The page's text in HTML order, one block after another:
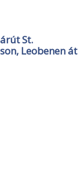
St.
Leobenen át